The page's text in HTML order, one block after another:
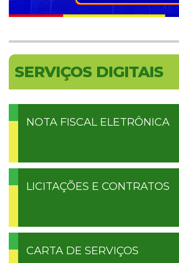
SERVIÇOS DIGITAIS
NOTA FISCAL ELETRÔNICA
LICITAÇÕES E CONTRATOS
CARTA DE SERVIÇOS